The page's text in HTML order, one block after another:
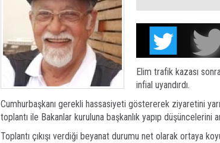
Elim trafik kazası
infial uyandırdı.
Cumhurbaşkanı gerekli hassasiyeti göstererek ziyaretini
toplantı ile Bakanlar kuruluna başkanlık yapıp düşüncelerini
Toplantı çıkışı verdiği beyanat durumu net olarak ortaya